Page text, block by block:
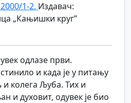
1-2. Издавач:
„Кањишки круг”
одлазе први.
и када је у питању
колега Љуба. Тих и
и духовит, одувек је био